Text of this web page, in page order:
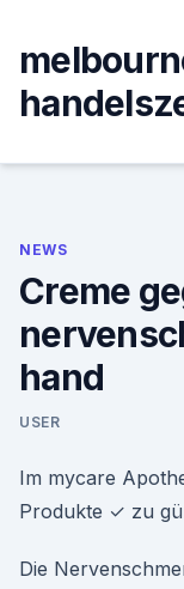
content
NEWS
Creme
hand
USER
Im mycare
Produkte ✓ zu
Die